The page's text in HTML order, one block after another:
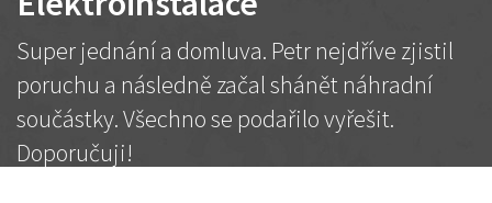
Super jednání a domluva. Petr nejdříve zjistil
poruchu a následně začal shánět náhradní
součástky. Všechno se podařilo vyřešit.
Doporučuji!